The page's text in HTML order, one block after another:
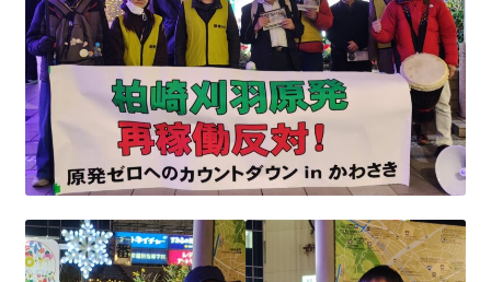
2023.10.8 原発ゼロへのカウントダウンinかわさき
講演会開催
2024.3.10第13回原発ゼロへのカウントダウンinかわさ
き集会
2024.10.13 映画「決断」上映と講演会を開催
2025.3.23第14回原発ゼロへのカウントダウンinかわさ
き集会開催